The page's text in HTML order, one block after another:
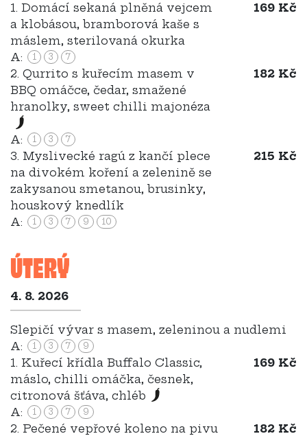
1. Domácí sekaná plněná vejcem
a klobásou, bramborová kaše s
máslem, sterilovaná okurka
A:
1 3 7
169 Kč
2. Qurrito s kuřecím masem v
BBQ omáčce, čedar, smažené
hranolky, sweet chilli majonéza
A: 1 3 7
182 Kč
3. Myslivecké ragú z kančí plece
na divokém koření a zelenině se
zakysanou smetanou, brusinky,
houskový knedlík
A:
1 3 7 9 10
215 Kč
ÚTERÝ
4. 8. 2026
Slepičí vývar s masem, zeleninou a nudlemi
A:
1 3 7 9
1. Kuřecí křídla Buffalo Classic,
máslo, chilli omáčka, česnek,
citronová šťáva, chléb
A:
1 3 7 9
169 Kč
2. Pečené vepřové koleno na pivu
182 Kč